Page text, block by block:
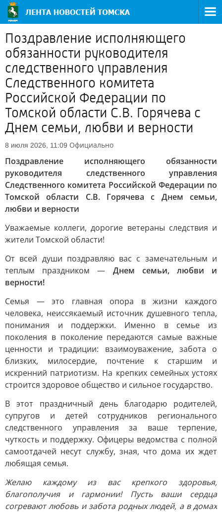
Поздравление исполняющего
обязанности руководителя
следственного управления
Следственного комитета
Российской Федерации по
Томской области С.В. Горячева с
Днем семьи, любви и верности
8 июля 2026, 11:09 Официально
Поздравление исполняющего обязанности
руководителя следственного управления
Следственного комитета Российской Федерации по
Томской области С.В. Горячева с Днем семьи,
любви и верности
Уважаемые коллеги, дорогие ветераны следствия и
жители Томской области!
От всей души поздравляю вас с замечательным и
теплым праздником — Днем семьи, любви и
верности!
Семья — это главная опора в жизни каждого
человека, неиссякаемый источник душевного тепла,
понимания и поддержки. Именно в семье из
поколения в поколение передаются самые важные
ценности и традиции: взаимоуважение, забота о
близких, милосердие, почтение к старшим и
искренний патриотизм. На крепких семейных устоях
строится здоровое общество и сильное государство.
В этот праздничный день благодарю родителей,
супругов и детей сотрудников регионального
следственного управления за ваше терпение,
чуткость и поддержку. Офицеры ведомства с полной
самоотдачей несут службу, зная, что дома их ждет
любящая семья.
Желаю каждому из вас крепкого здоровья,
благополучия и гармонии! Пусть ваши сердца
согревают любовь и забота родных людей, а в домах